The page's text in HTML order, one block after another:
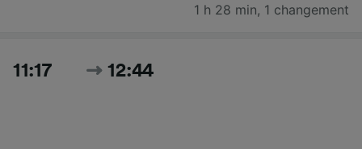
1 h 28 min, 1 changement
11:17 12:44